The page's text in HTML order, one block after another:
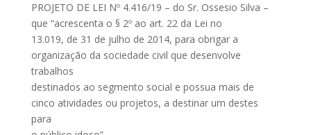
PROJETO DE LEI Nº 4.416/19 – do Sr. Ossesio Silva –
que “acrescenta o § 2º ao art. 22 da Lei no
13.019, de 31 de julho de 2014, para obrigar a
organização da sociedade civil que desenvolve
trabalhos
destinados ao segmento social e possua mais de
cinco atividades ou projetos, a destinar um destes
para